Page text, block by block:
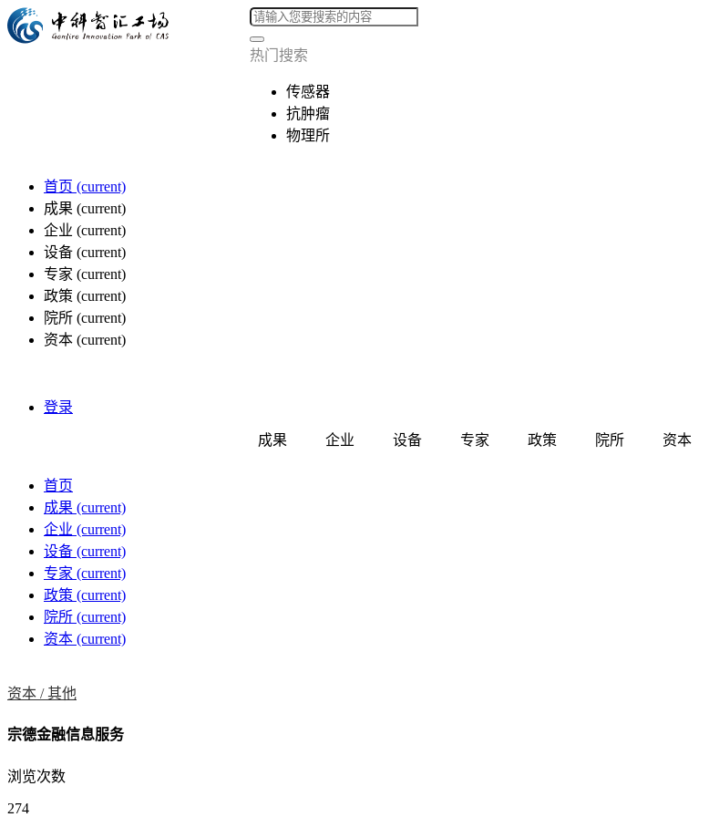
热门搜索
传感器
抗肿瘤
物理所
首页 (current)
成果 (current)
企业 (current)
设备 (current)
专家 (current)
政策 (current)
院所 (current)
资本 (current)
登录
成果 企业 设备 专家 政策 院所 资本
首页
成果 (current)
企业 (current)
设备 (current)
专家 (current)
政策 (current)
院所 (current)
资本 (current)
资本 /其他
宗德金融信息服务
浏览次数
274